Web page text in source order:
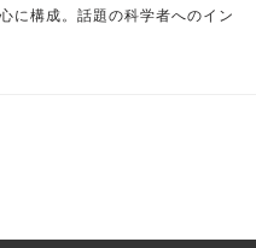
に構成。話題の科学者へのイン